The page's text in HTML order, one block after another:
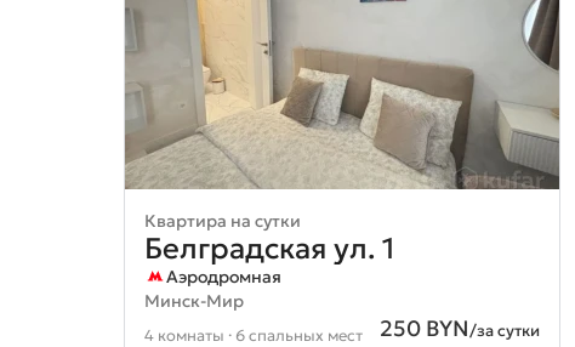
Квартира на сутки
Белградская ул. 1
Аэродромная
Минск-Мир
250 BYN/за сутки
4 комнаты · 6 спальных мест